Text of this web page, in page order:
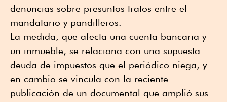
denuncias sobre presuntos tratos entre el
mandatario y pandilleros.
La medida, que afecta una cuenta bancaria y
un inmueble, se relaciona con una supuesta
deuda de impuestos que el periódico niega, y
en cambio se vincula con la reciente
publicación de un documental que amplió sus